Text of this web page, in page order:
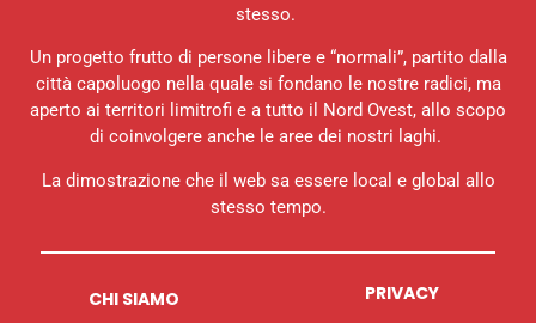
stesso.
Un progetto frutto di persone libere e “normali”, partito dalla
città capoluogo nella quale si fondano le nostre radici, ma
aperto ai territori limitrofi e a tutto il Nord Ovest, allo scopo
di coinvolgere anche le aree dei nostri laghi.
La dimostrazione che il web sa essere local e global allo
stesso tempo.
CHI SIAMO PRIVACY